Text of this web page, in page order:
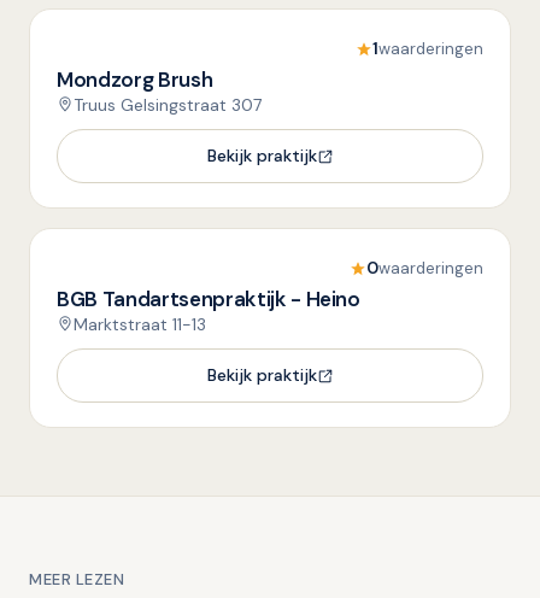
1waarderingen
Mondzorg Brush
Truus Gelsingstraat 307
Bekijk praktijk
0waarderingen
BGB Tandartsenpraktijk - Heino
Marktstraat 11-13
Bekijk praktijk
MEER LEZEN